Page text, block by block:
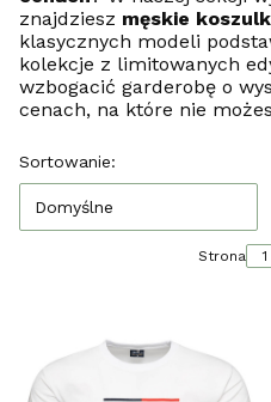
znajdziesz męskie
klasycznych modeli
kolekcje z limitowanych
wzbogacić garderobę o
cenach, na które nie
Lista produktów
Sortowanie:
Domyślne
Strona